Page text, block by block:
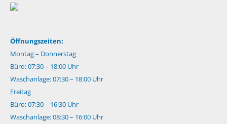
Öffnungszeiten:
Montag – Donnerstag
Büro: 07:30 – 18:00 Uhr
Waschanlage: 07:30 – 18:00 Uhr
Freitag
Büro: 07:30 – 16:30 Uhr
Waschanlage: 08:30 – 16:00 Uhr